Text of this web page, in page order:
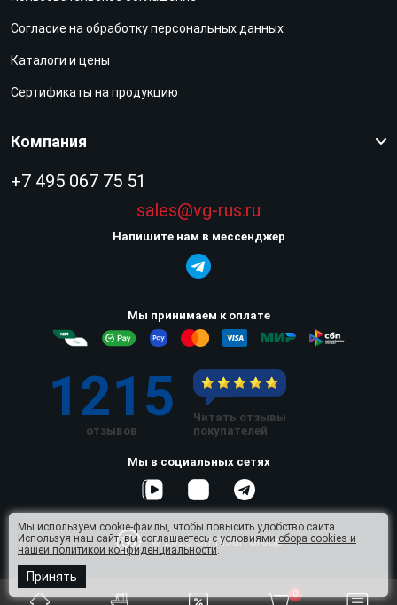
0
Согласие на обработку персональных данных
Каталоги и цены
Сертификаты на продукцию
Компания
+7 495 067 75 51
sales@vg-rus.ru
Напишите нам в мессенджер
Мы принимаем к оплате
1215
отзывов
Читать отзывы
покупателей
Мы в социальных сетях
© 2026 Omnisan Group
Мы используем cookie-файлы, чтобы повысить удобство сайта.
Используя наш сайт, вы соглашаетесь с условиямисбора cookies и
нашей политикой конфиденциальности.
Принять